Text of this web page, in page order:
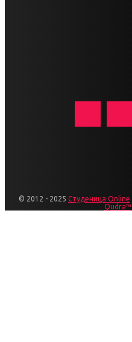
© 2012 - 2025 Студеница Online
Qudra™